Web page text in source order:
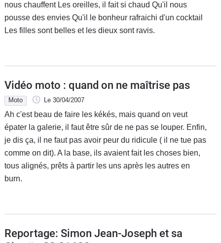
nous chauffent Les oreilles, il fait si chaud Qu'il nous
pousse des envies Qu'il le bonheur rafraichi d'un cocktail
Les filles sont belles et les dieux sont ravis.
Vidéo moto : quand on ne maîtrise pas
Moto Le 30/04/2007
Ah c'est beau de faire les kékés, mais quand on veut
épater la galerie, il faut être sûr de ne pas se louper. Enfin,
je dis ça, il ne faut pas avoir peur du ridicule ( il ne tue pas
comme on dit). A la base, ils avaient fait les choses bien,
tous alignés, prêts à partir les uns après les autres en
burn.
Reportage: Simon Jean-Joseph et sa